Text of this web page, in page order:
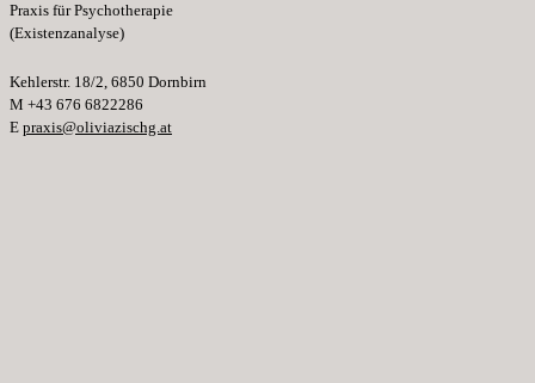
Praxis für Psychotherapie
(Existenzanalyse)
Kehlerstr. 18/2, 6850 Dornbirn
M +43 676 6822286
E praxis@oliviazischg.at